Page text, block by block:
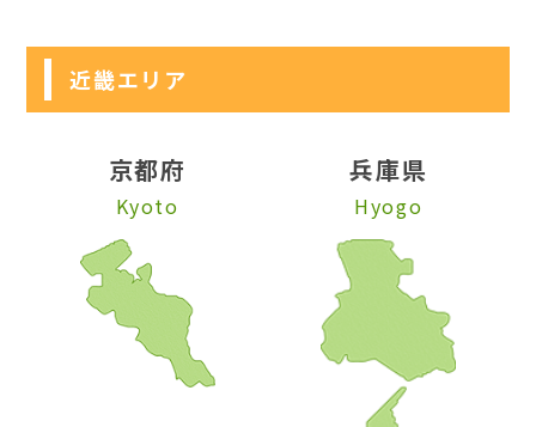
近畿エリア
京都府
Kyoto
兵庫県
Hyogo